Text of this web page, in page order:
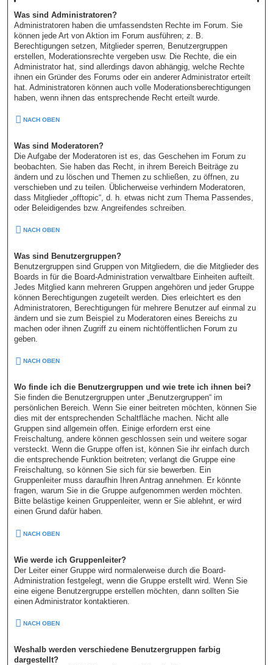
Was sind Administratoren?
Administratoren haben die umfassendsten Rechte im Forum. Sie
können jede Art von Aktion im Forum ausführen; z. B.
Berechtigungen setzen, Mitglieder sperren, Benutzergruppen
erstellen, Moderationsrechte vergeben usw. Die Rechte, die ein
Administrator hat, sind allerdings davon abhängig, welche Rechte
ihnen ein Gründer des Forums oder ein anderer Administrator erteilt
hat. Administratoren können auch volle Moderationsberechtigungen
haben, wenn ihnen das entsprechende Recht erteilt wurde.
NACH OBEN
Was sind Moderatoren?
Die Aufgabe der Moderatoren ist es, das Geschehen im Forum zu
beobachten. Sie haben das Recht, in ihrem Bereich Beiträge zu
ändern und zu löschen und Themen zu schließen, zu öffnen, zu
verschieben und zu teilen. Üblicherweise verhindern Moderatoren,
dass Mitglieder „offtopic“, d. h. etwas nicht zum Thema Passendes,
oder Beleidigendes bzw. Angreifendes schreiben.
NACH OBEN
Was sind Benutzergruppen?
Benutzergruppen sind Gruppen von Mitgliedern, die die Mitglieder des
Boards in für die Board-Administration verwaltbare Einheiten aufteilt.
Jedes Mitglied kann mehreren Gruppen angehören und jeder Gruppe
können Berechtigungen zugeteilt werden. Dies erleichtert es den
Administratoren, Berechtigungen für mehrere Benutzer auf einmal zu
ändern und sie zum Beispiel zu Moderatoren eines Bereichs zu
machen oder ihnen Zugriff zu einem nichtöffentlichen Forum zu
geben.
NACH OBEN
Wo finde ich die Benutzergruppen und wie trete ich ihnen bei?
Sie finden die Benutzergruppen unter „Benutzergruppen“ im
persönlichen Bereich. Wenn Sie einer beitreten möchten, können Sie
dies mit der entsprechenden Schaltfläche machen. Nicht alle
Gruppen sind allgemein offen. Einige erfordern erst eine
Freischaltung, andere können geschlossen sein und weitere sogar
versteckt. Wenn die Gruppe offen ist, können Sie ihr einfach durch
die entsprechende Funktion beitreten; verlangt die Gruppe eine
Freischaltung, so können Sie sich für sie bewerben. Ein
Gruppenleiter muss daraufhin Ihren Antrag annehmen. Er könnte
fragen, warum Sie in die Gruppe aufgenommen werden möchten.
Bitte belästige keinen Gruppenleiter, wenn er Sie ablehnt, er wird
einen Grund dafür haben.
NACH OBEN
Wie werde ich Gruppenleiter?
Der Leiter einer Gruppe wird normalerweise durch die Board-
Administration festgelegt, wenn die Gruppe erstellt wird. Wenn Sie
eine eigene Benutzergruppe erstellen möchten, dann sollten Sie
einen Administrator kontaktieren.
NACH OBEN
Weshalb werden verschiedene Benutzergruppen farbig
dargestellt?